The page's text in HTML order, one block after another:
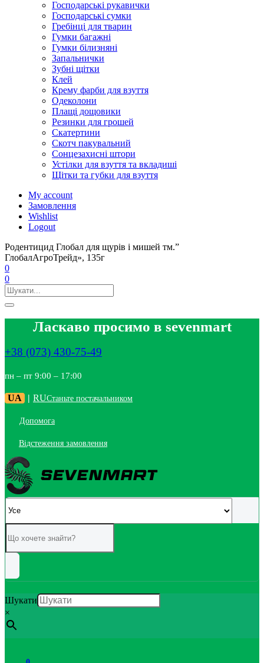
Господарські рукавички
Господарські сумки
Гребінці для тварин
Гумки багажні
Гумки білизняні
Запальнички
Зубні щітки
Клей
Крему фарби для взуття
Одеколони
Плащі дощовики
Резинки для грошей
Скатертини
Скотч пакувальний
Сонцезахисні штори
Устілки для взуття та вкладиші
Щітки та губки для взуття
My account
Замовлення
Wishlist
Logout
Родентицид Глобал для щурів і мишей тм.”
ГлобалАгроТрейд», 135г
0
0
Ласкаво просимо в sevenmart
+38 (073) 430-75-49
пн – пт 9:00 – 17:00
UA | RUСтаньте постачальником
Допомога
Відстеження замовлення
Шукати
×